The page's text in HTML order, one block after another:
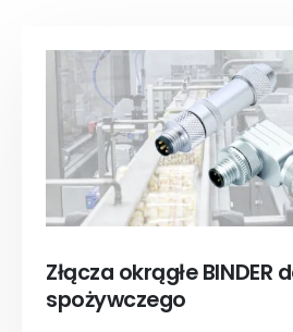
Złącza okrągłe BINDER
spożywczego